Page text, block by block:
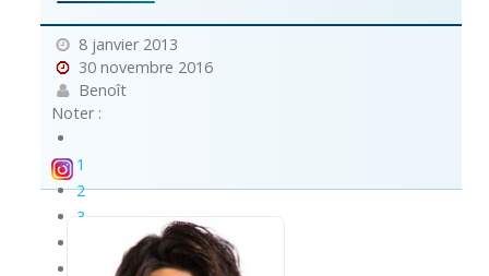
8 janvier 2013
30 novembre 2016
Benoît
Noter :
1
2
3